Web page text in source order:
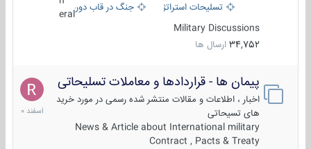
تسلیحات استراتژیک
جنگ در قاب دوربین
eral
Military Discussions
34,752 ارسال ها
پیمان ها - قراردادها و معاملات تسلیحاتی
اخبار ، اطلاعات و مقالات منتشر شده رسمی در مورد خرید
های تسیحاتی
News & Article about International military
Contract , Pacts & Treaty
7
اسفند
1400